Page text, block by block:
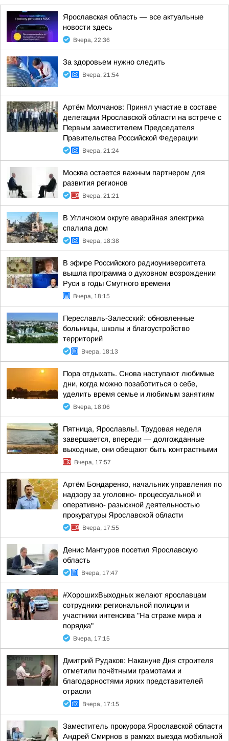
Ярославская область — все актуальные
новости здесь
Вчера, 22:36
За здоровьем нужно следить
Вчера, 21:54
Артём Молчанов: Принял участие в составе
делегации Ярославской области на встрече с
Первым заместителем Председателя
Правительства Российской Федерации
Вчера, 21:24
Москва остается важным партнером для
развития регионов
Вчера, 21:21
В Угличском округе аварийная электрика
спалила дом
Вчера, 18:38
В эфире Российского радиоуниверситета
вышла программа о духовном возрождении
Руси в годы Смутного времени
Вчера, 18:15
Переславль-Залесский: обновленные
больницы, школы и благоустройство
территорий
Вчера, 18:13
Пора отдыхать. Снова наступают любимые
дни, когда можно позаботиться о себе,
уделить время семье и любимым занятиям
Вчера, 18:06
Пятница, Ярославль!. Трудовая неделя
завершается, впереди — долгожданные
выходные, они обещают быть контрастными
Вчера, 17:57
Артём Бондаренко, начальник управления по
надзору за уголовно- процессуальной и
оперативно- разыскной деятельностью
прокуратуры Ярославской области
Вчера, 17:55
Денис Мантуров посетил Ярославскую
область
Вчера, 17:47
#ХорошихВыходных желают ярославцам
сотрудники региональной полиции и
участники интенсива "На страже мира и
порядка"
Вчера, 17:15
Дмитрий Рудаков: Накануне Дня строителя
отметили почётными грамотами и
благодарностями ярких представителей
отрасли
Вчера, 17:15
Заместитель прокурора Ярославской области
Андрей Смирнов в рамках выезда мобильной